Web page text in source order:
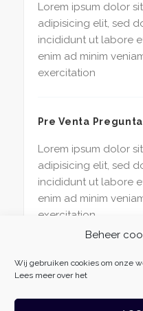
Beheer
Wij gebruiken cookies om onze
Lees meer over het
Lorem ipsum dolor
adipisicing elit, sed
incididunt ut labore
enim ad minim
exercitation
Pre Venta
Lorem ipsum dolor
adipisicing elit, sed
incididunt ut labore
enim ad minim
exercitation